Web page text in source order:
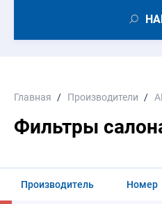
Главная Производители
Фильтры
Производитель Номер